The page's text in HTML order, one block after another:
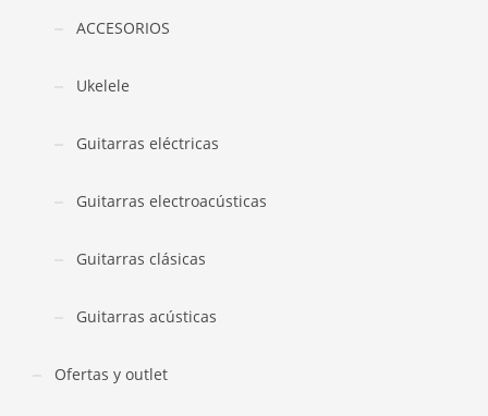
ACCESORIOS
Ukelele
Guitarras eléctricas
Guitarras electroacústicas
Guitarras clásicas
Guitarras acústicas
Ofertas y outlet